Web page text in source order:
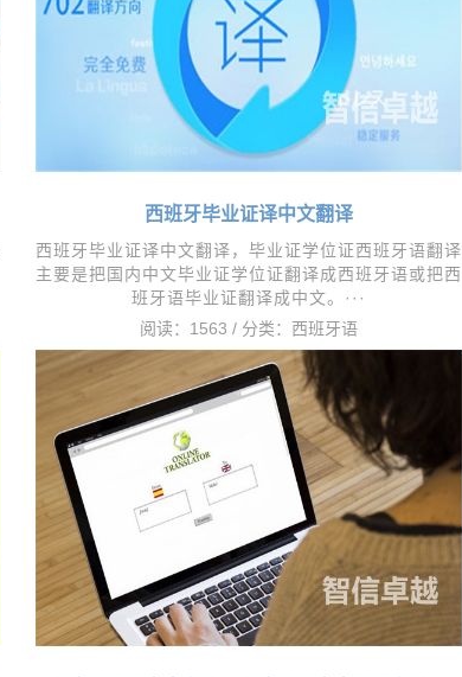
西班牙毕业证译中文翻译
西班牙毕业证译中文翻译，毕业证学位证西班牙语翻译
主要是把国内中文毕业证学位证翻译成西班牙语或把西
班牙语毕业证翻译成中文。···
阅读：1563 / 分类： 西班牙语